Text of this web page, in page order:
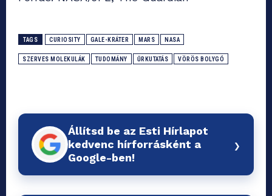
TAGS CURIOSITY GALE-KRÁTER MARS NASA
SZERVES MOLEKULÁK TUDOMÁNY ŰRKUTATÁS VÖRÖS BOLYGÓ
Állítsd be az Esti Hírlapot
kedvenc hírforrásként a
Google-ben!
›